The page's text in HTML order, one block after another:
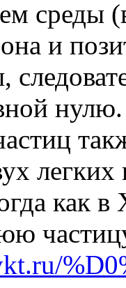
среды
и
легких
как